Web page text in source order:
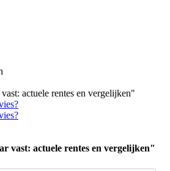
actuele rentes en vergelijken"
vast: actuele rentes en vergelijken"